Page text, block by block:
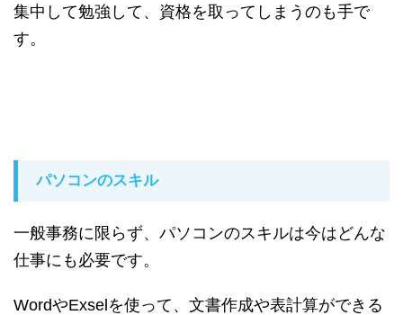
集中して勉強して、資格を取ってしまうのも手で
す。
パソコンのスキル
一般事務に限らず、パソコンのスキルは今はどんな
仕事にも必要です。
WordやExselを使って、文書作成や表計算ができる